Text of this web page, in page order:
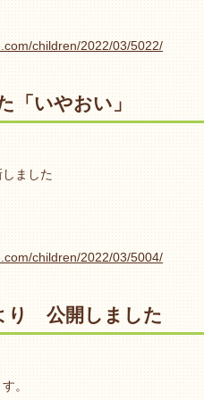
children/2022/03/5022/
「いやおい」
ました
children/2022/03/5004/
り 公開しました
。